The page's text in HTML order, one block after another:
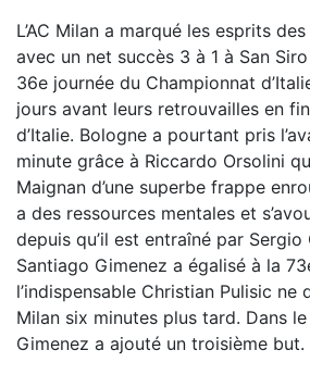
L’AC Milan a marqué les esprits
avec un net succès 3 à 1 à San
36e journée du Championnat
jours avant leurs retrouvailles en
d’Italie. Bologne a pourtant pris
minute grâce à Riccardo Orsolini
Maignan d’une superbe frappe
a des ressources mentales et
depuis qu’il est entraîné par Sergio
Santiago Gimenez a égalisé à la
l’indispensable Christian Pulisic ne
Milan six minutes plus tard. Dans
Gimenez a ajouté un troisième but.